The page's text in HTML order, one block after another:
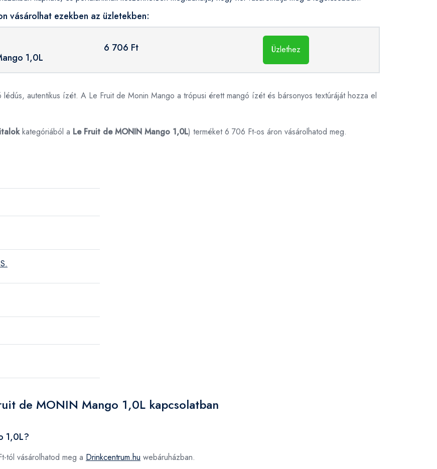
vásárolhat ezekben az üzletekben:
1,0L
6 706 Ft Üzlethez
autentikus ízét. A Le Fruit de Monin Mango a trópusi érett mangó ízét és bársonyos textúráját hozza el
kategóriából a Le Fruit de MONIN Mango 1,0L) terméket 6 706 Ft-os áron vásárolhatod meg.
de MONIN Mango 1,0L kapcsolatban
1,0L?
tól vásárolhatod meg a Drinkcentrum.hu webáruházban.